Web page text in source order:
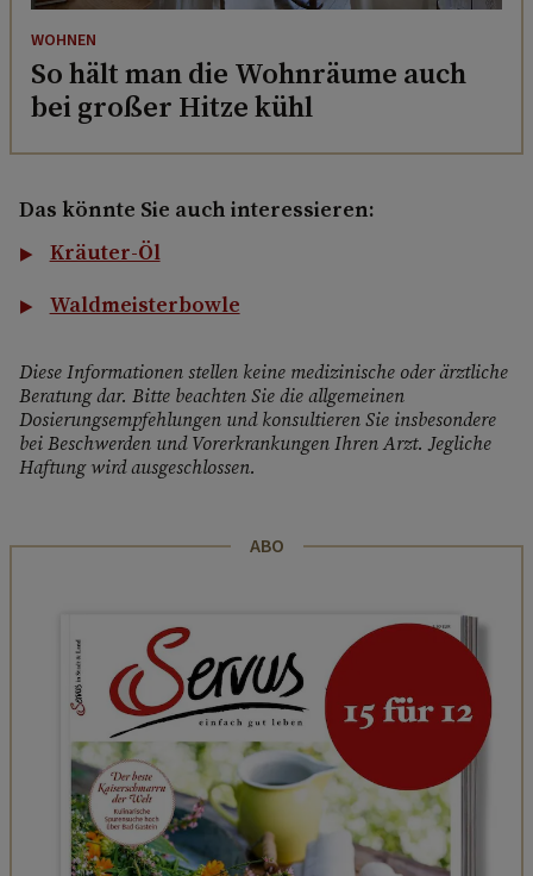
WOHNEN
So hält man die Wohnräume auch
bei großer Hitze kühl
Das könnte Sie auch interessieren:
Kräuter-Öl
Waldmeisterbowle
Diese Informationen stellen keine medizinische oder ärztliche
Beratung dar. Bitte beachten Sie die allgemeinen
Dosierungsempfehlungen und konsultieren Sie insbesondere
bei Beschwerden und Vorerkrankungen Ihren Arzt. Jegliche
Haftung wird ausgeschlossen.
ABO